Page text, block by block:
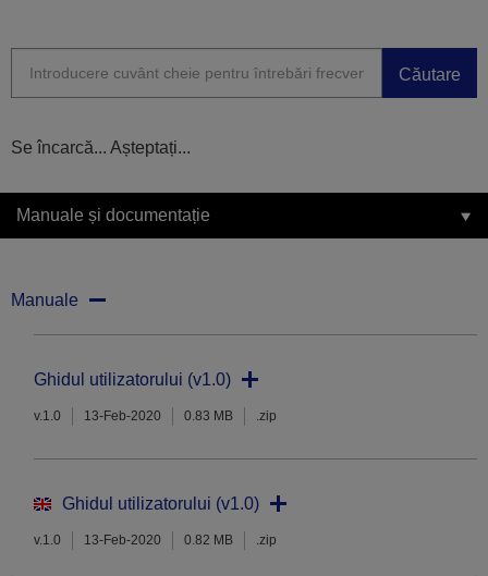
Căutare
Se încarcă... Așteptați...
Manuale și documentație
Manuale
Ghidul utilizatorului (v1.0)
v.1.0 13-Feb-2020 0.83 MB .zip
Ghidul utilizatorului (v1.0)
v.1.0 13-Feb-2020 0.82 MB .zip